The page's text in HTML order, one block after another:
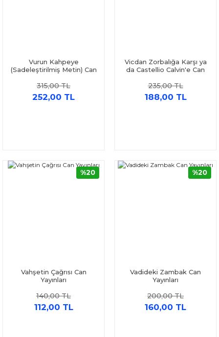
Vurun Kahpeye
(Sadeleştirilmiş Metin) Can
315,00 TL
252,00 TL
Vicdan Zorbalığa Karşı ya
da Castellio Calvin'e Can
235,00 TL
188,00 TL
Vahşetin Çağrısı Can
Yayınları
140,00 TL
112,00 TL
%20
Vadideki Zambak Can
Yayınları
200,00 TL
160,00 TL
%20